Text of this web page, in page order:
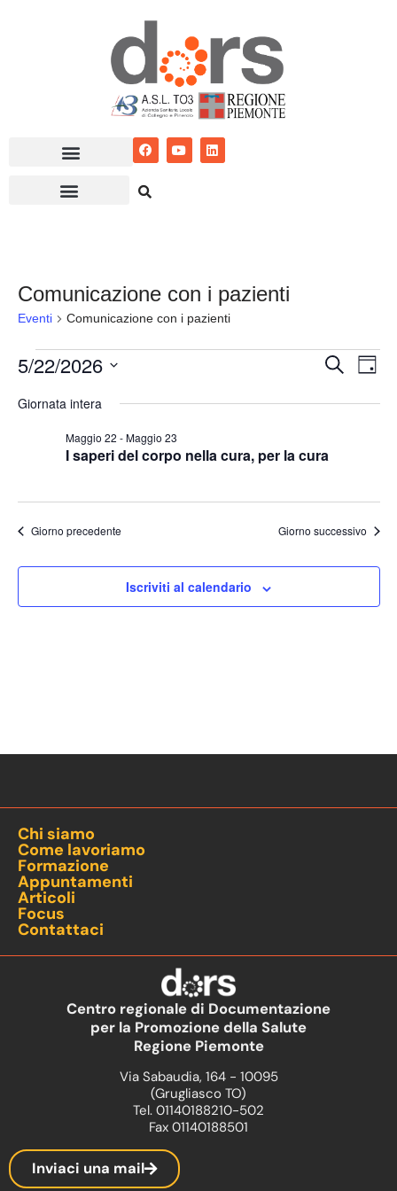
Comunicazione con i pazienti
Eventi Comunicazione con i pazienti
Eventi
viste
Cerca
5/22/2026
la
Giornata intera
I saperi del corpo nella cura, per la cura
Maggio 22 -Maggio 23
Giorno precedente Giorno successivo
Iscriviti al calendario
Chi siamo
Come lavoriamo
Formazione
Appuntamenti
Articoli
Focus
Contattaci
Centro regionale di Documentazione
per la Promozione della Salute
Regione Piemonte
Via Sabaudia, 164 - 10095
(Grugliasco TO)
Tel. 01140188210-502
Fax 01140188501
Inviaci una mail